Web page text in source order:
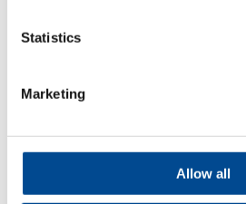
Statistics
Marketing
Allow all
Skapa vackra och
Specialeffekter med
funktioner
stygnsättning
Originalfärger följer med i
Flera små segment kan
en enda enhet